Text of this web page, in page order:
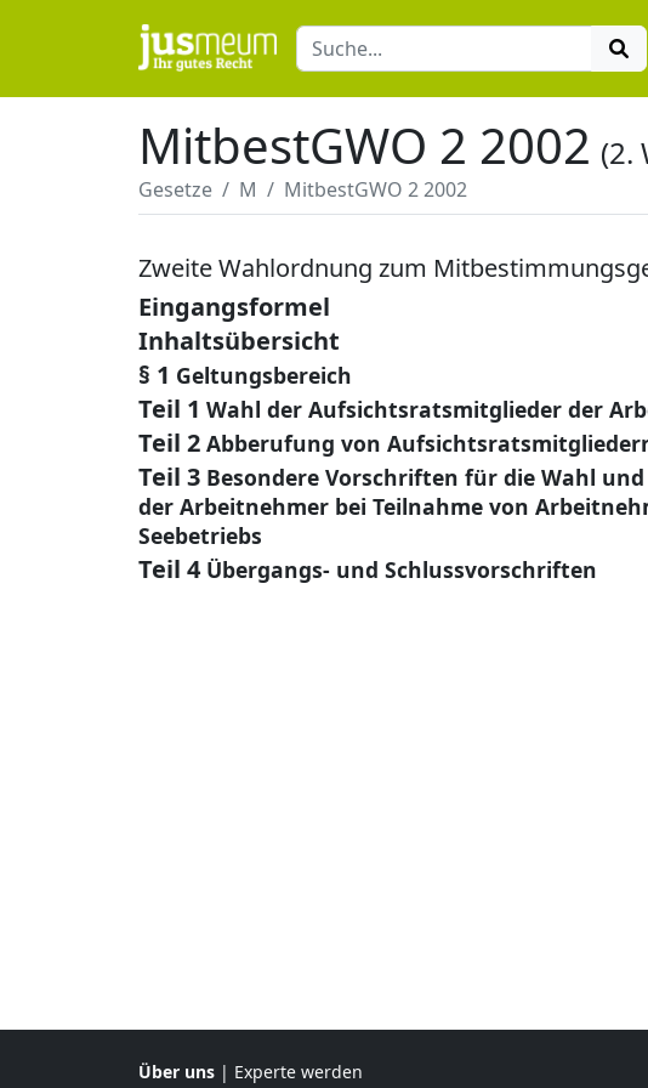
MitbestGWO 2 2002 (2.
Gesetze M MitbestGWO 2 2002
Zweite Wahlordnung zum
Eingangsformel
Inhaltsübersicht
§ 1 Geltungsbereich
Teil 1 Wahl der Aufsichtsratsmitglieder der
Teil 2 Abberufung von
Teil 3 Besondere Vorschriften für die Wahl
der Arbeitnehmer bei Teilnahme von
Seebetriebs
Teil 4 Übergangs- und Schlussvorschriften
Über uns | Experte werden